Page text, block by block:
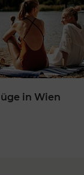
in Wien